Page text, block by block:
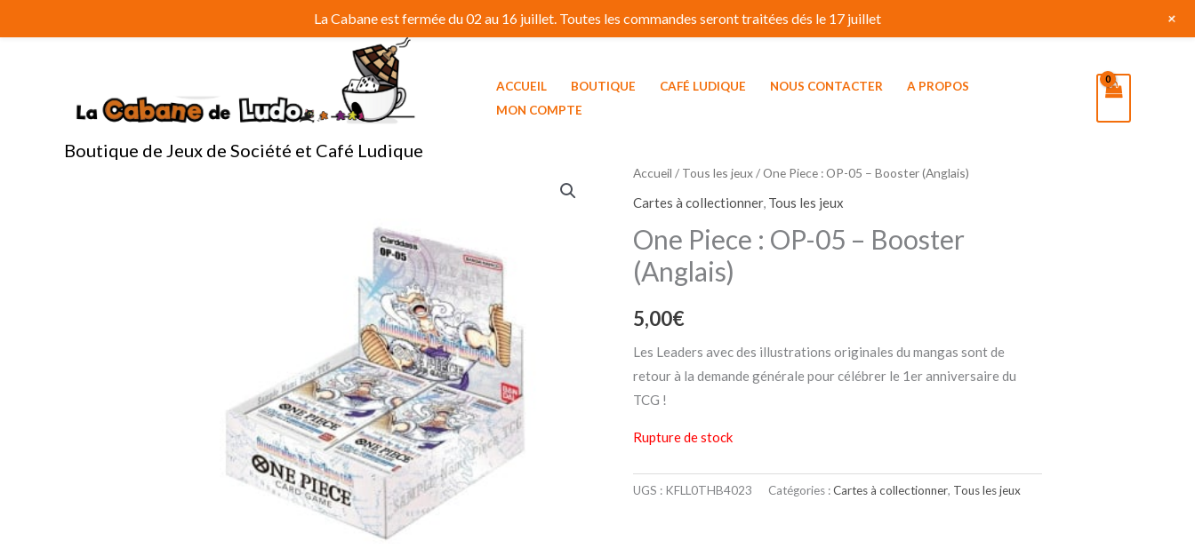
au
Boutique de Jeux de Société et Café Ludique
ACCUEIL BOUTIQUE CAFÉ LUDIQUE NOUS CONTACTER
A PROPOS
MON COMPTE
Accueil / Tous les jeux/ One Piece : OP-05 – Booster (Anglais)
Cartes à collectionner, Tous les jeux
One Piece : OP-05 – Booster
(Anglais)
5,00€
Les Leaders avec des illustrations originales du mangas sont de
retour à la demande générale pour célébrer le 1er anniversaire du
TCG !
Rupture de stock
UGS : KFLL0THB4023 Catégories :Cartes à collectionner, Tous les jeux
La Cabane est fermée du 02 au 16 juillet. Toutes les commandes seront traitées dés le 17 juillet +